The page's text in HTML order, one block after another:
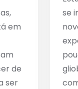
em
de
ser
se